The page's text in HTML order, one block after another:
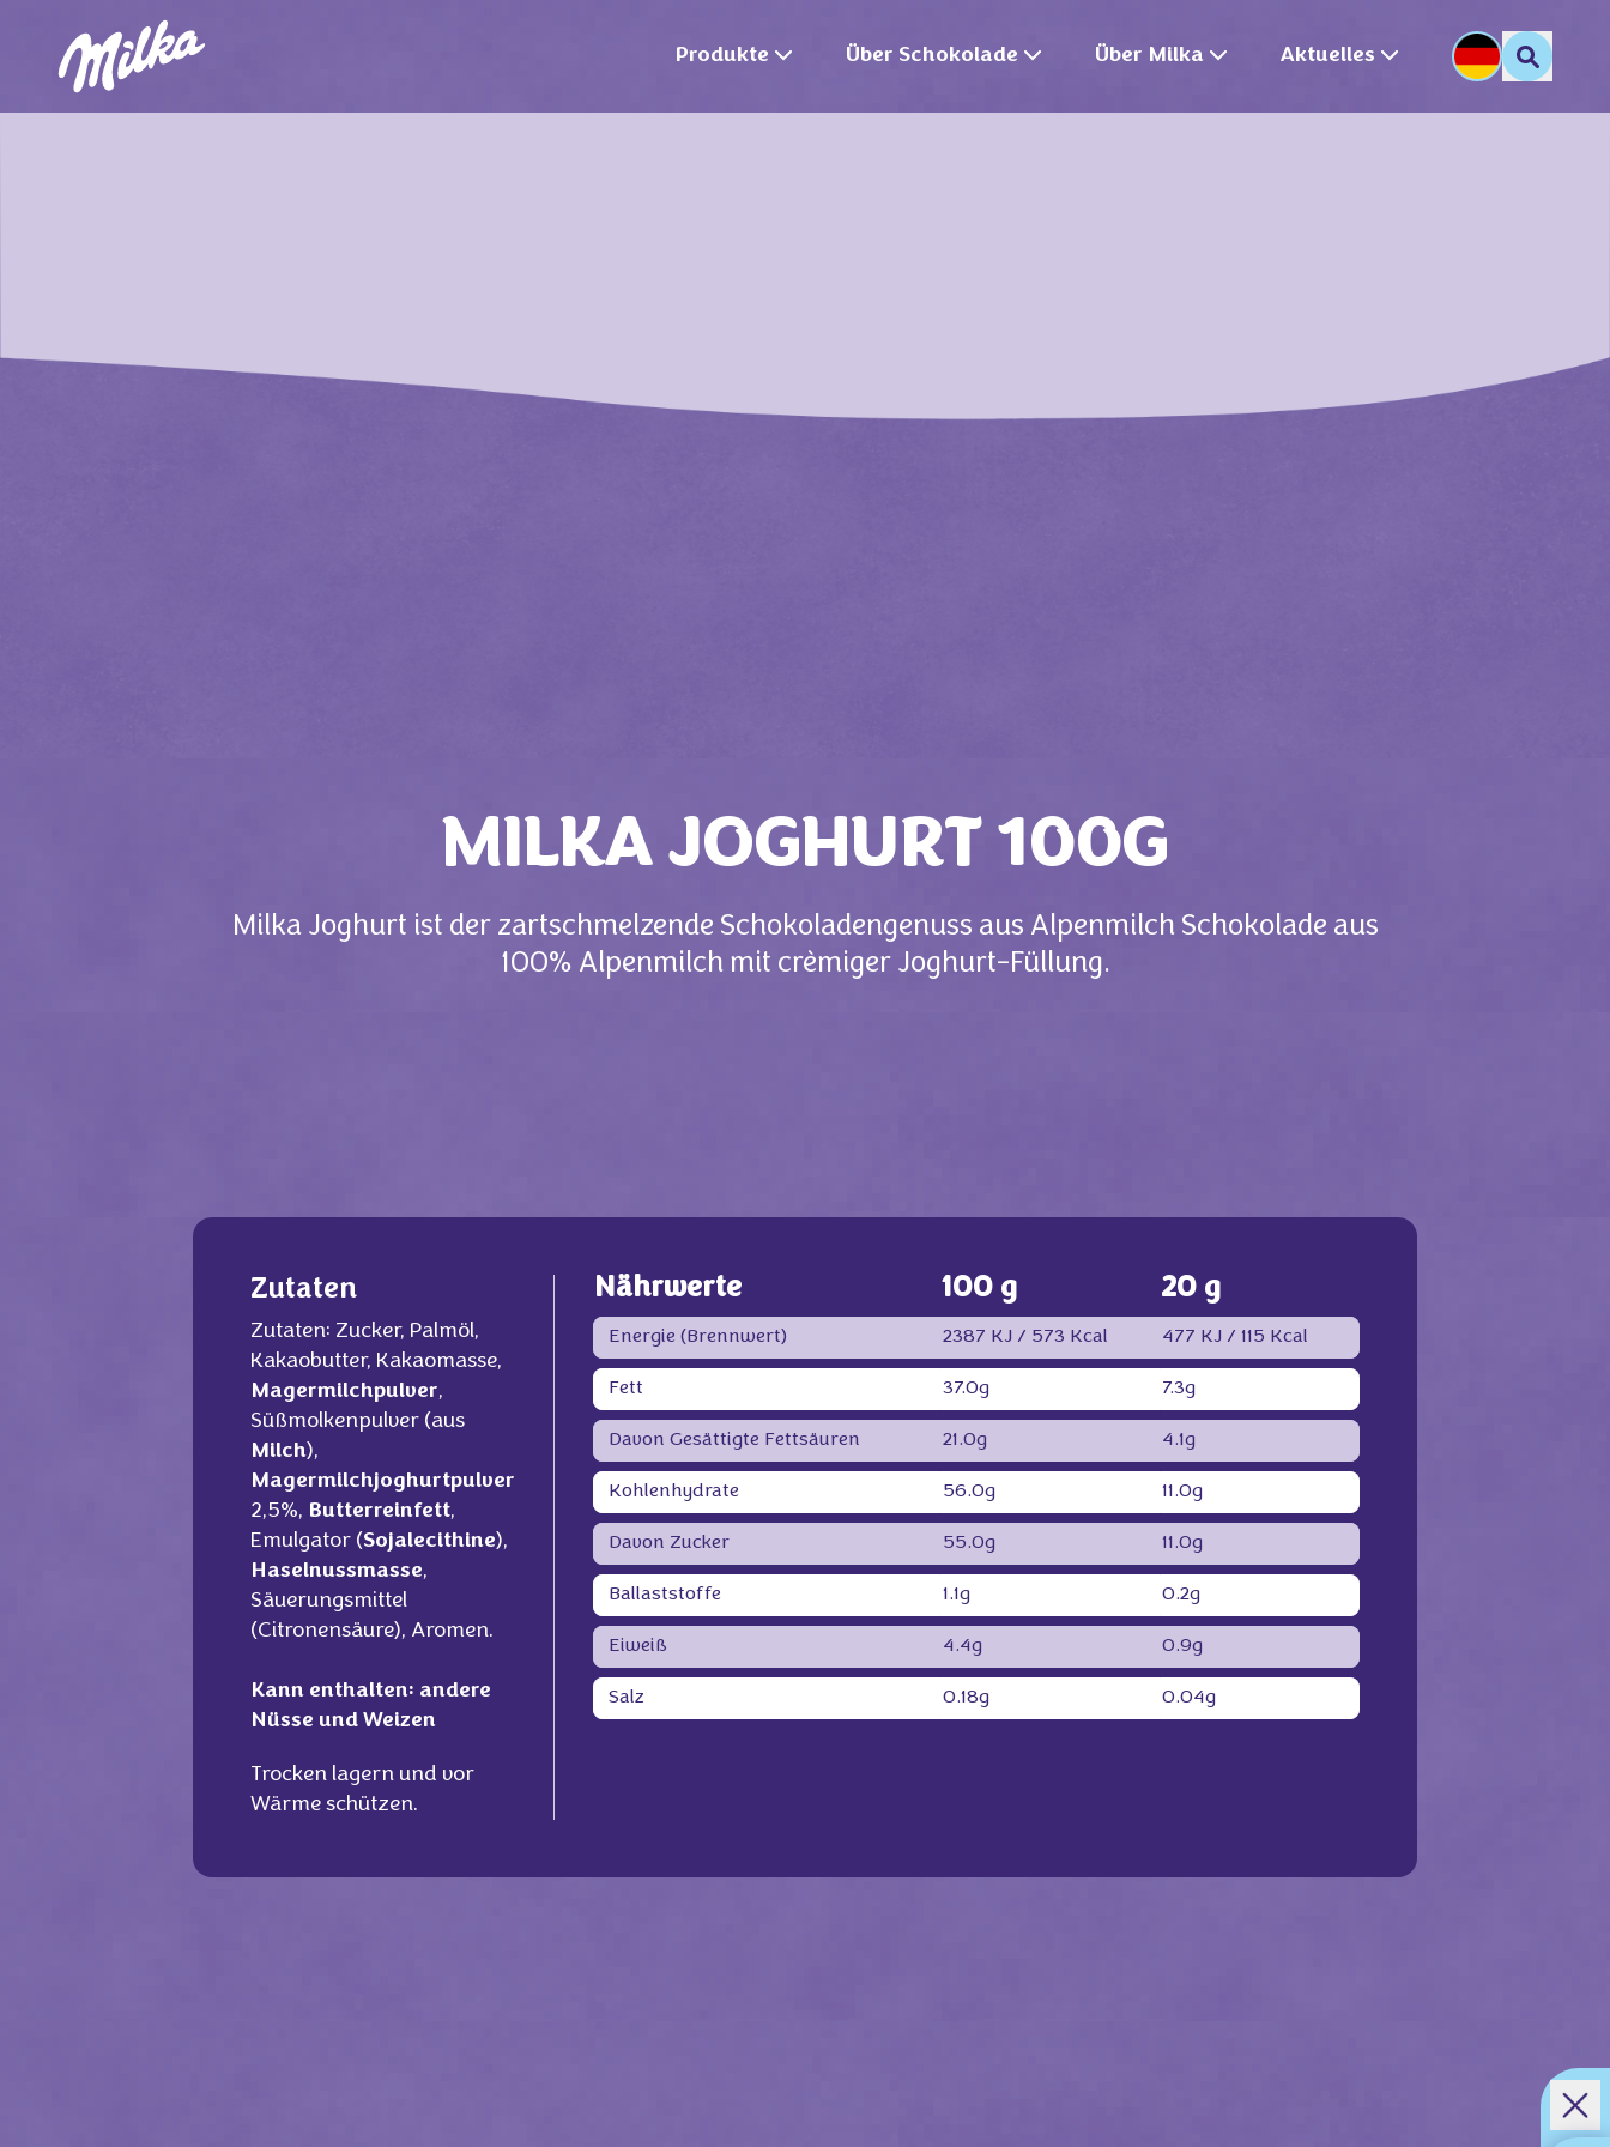
Produkte Über Schokolade Über Milka Aktuelles
MILKA JOGHURT 100G
Milka Joghurt ist der zartschmelzende Schokoladengenuss aus Alpenmilch Schokolade aus
100% Alpenmilch mit crèmiger Joghurt-Füllung.
Zutaten
Zutaten: Zucker, Palmöl,
Kakaobutter, Kakaomasse,
Magermilchpulver,
Süßmolkenpulver (aus
Milch),
Magermilchjoghurtpulver
2,5%, Butterreinfett,
Emulgator (Sojalecithine),
Haselnussmasse,
Säuerungsmittel
(Citronensäure), Aromen.
Kann enthalten: andere
Nüsse und Weizen
Trocken lagern und vor
Wärme schützen.
Nährwerte 100 g 20 g
Energie (Brennwert) 2387 KJ / 573 Kcal 477 KJ / 115 Kcal
Fett 37.0g 7.3g
Davon Gesättigte Fettsäuren 21.0g 4.1g
Kohlenhydrate 56.0g 11.0g
Davon Zucker 55.0g 11.0g
Ballaststoffe 1.1g 0.2g
Eiweiß 4.4g 0.9g
Salz 0.18g 0.04g